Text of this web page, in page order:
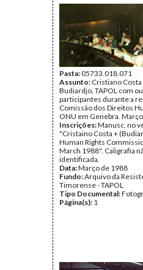
Pasta:05733.018.071
Assunto: Cristiano
Budiardjo, TAPOL com
participantes durante a
Comissão dos Direitos
ONU em Genebra.
Inscrições:Manusc. no
"Cristaino Costa +
Human Rights
March 1988". Caligrafia
identificada.
Data:Março de 1988
Fundo:Arquivo da
Timorense - TAPOL
Tipo Documental:
Página(s): 1